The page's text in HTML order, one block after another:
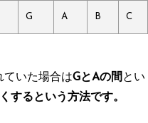
G A B C
ていた場合はGとAの間 とい
するという方法です。